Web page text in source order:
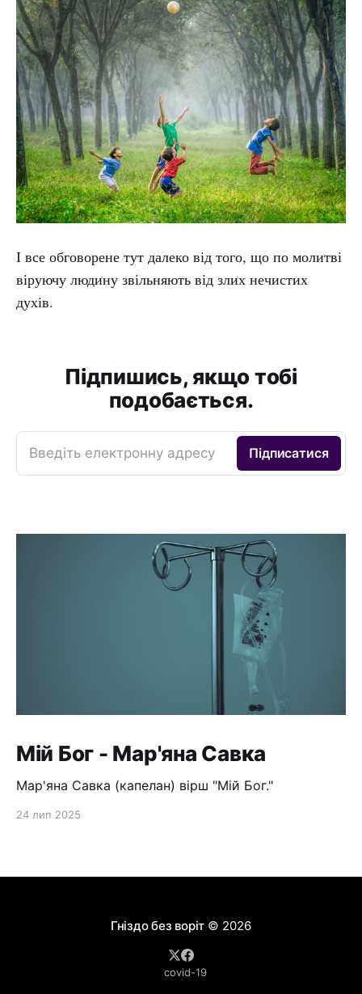
І все обговорене тут далеко від того, що по молитві
віруючу людину звільняють від злих нечистих
духів.
Підпишись, якщо тобі
подобається.
Введіть електронну адресу Підписатися
Мій Бог - Мар'яна Савка
Мар'яна Савка (капелан) вірш "Мій Бог."
24 лип 2025
Гніздо без воріт © 2026
covid-19